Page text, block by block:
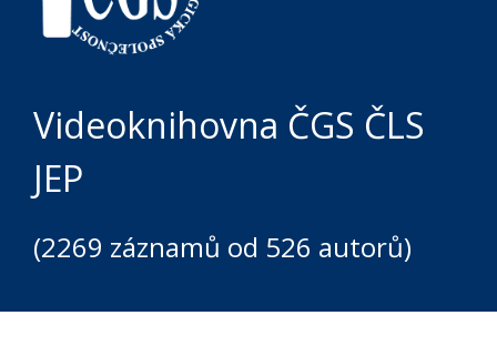
Videoknihovna ČGS ČLS
JEP
(2269 záznamů od 526 autorů)